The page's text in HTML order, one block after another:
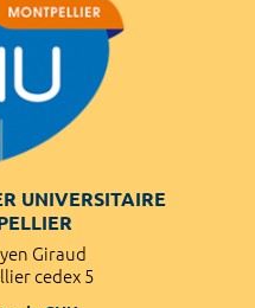
UNIVERSITAIRE
Giraud
cedex 5